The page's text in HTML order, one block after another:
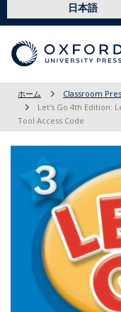
日本語
ホーム Classroom
Let's Go 4th Edition:
Tool Access Code